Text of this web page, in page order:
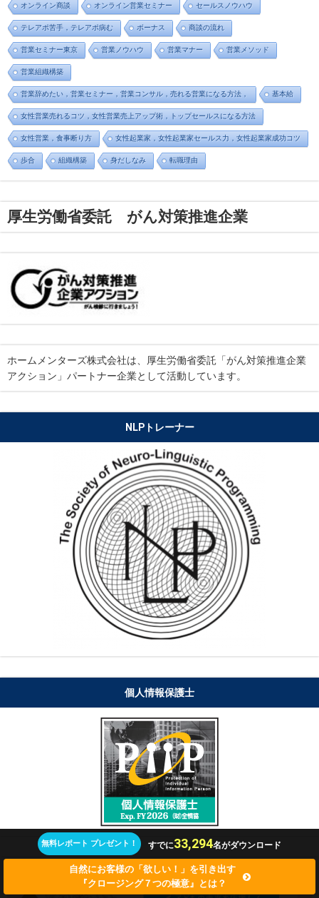
オンライン商談 オンライン営業セミナー セールスノウハウ
テレアポ苦手，テレアポ病む ボーナス 商談の流れ
営業セミナー東京 営業ノウハウ 営業マナー 営業メソッド
営業組織構築
営業辞めたい，営業セミナー，営業コンサル，売れる営業になる方法， 基本給
女性営業売れるコツ，女性営業売上アップ術，トップセールスになる方法
女性営業，食事断り方 女性起業家，女性起業家セールス力，女性起業家成功コツ
歩合 組織構築 身だしなみ 転職理由
厚生労働省委託 がん対策推進企業
ホームメンターズ株式会社は、厚生労働省委託「がん対策推進企業
アクション」パートナー企業として活動しています。
NLPトレーナー
個人情報保護士
無料レポート プレゼント！ すでに33,294名がダウンロード
自然にお客様の「欲しい！」を引き出す
『クロージング７つの極意』とは？